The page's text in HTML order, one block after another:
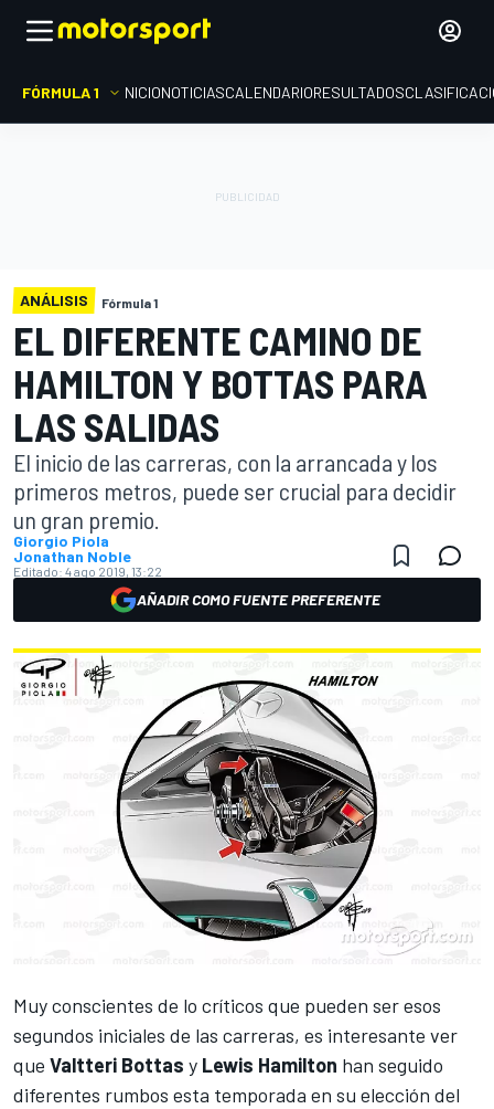
FÓRMULA 1 INICIONOTICIASCALENDARIORESULTADOS
ANÁLISIS Fórmula 1
EL DIFERENTE CAMINO DE
HAMILTON Y BOTTAS PARA
LAS SALIDAS
El inicio de las carreras, con la arrancada y los
primeros metros, puede ser crucial para decidir
un gran premio.
Giorgio Piola
Jonathan Noble
Editado: 4 ago 2019, 13:22
AÑADIR COMO FUENTE PREFERENTE
Muy conscientes de lo críticos que pueden ser esos
segundos iniciales de las carreras, es interesante ver
que Valtteri Bottas y Lewis Hamilton han seguido
diferentes rumbos esta temporada en su elección del